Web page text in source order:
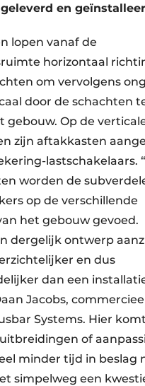
geleverd en
lopen vanaf de
horizontaal
om vervolgens
door de schachten
gebouw. Op de
zijn aftakkasten
lastschakelaars.
worden de
op de verschillende
het gebouw gevoed.
dergelijk ontwerp
en dus
dan een
Jacobs,
Systems. Hier
of
minder tijd in beslag
simpelweg een